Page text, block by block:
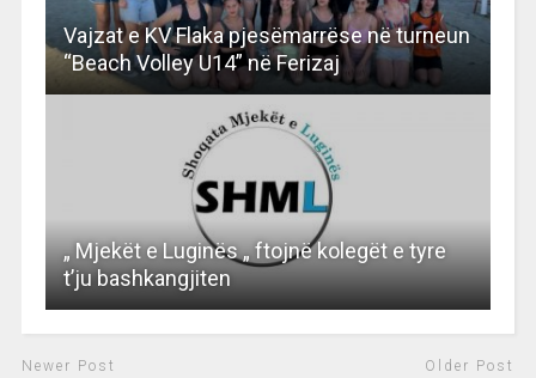
Vajzat e KV Flaka pjesëmarrëse në turneun
“Beach Volley U14” në Ferizaj
„ Mjekët e Luginës „ ftojnë kolegët e tyre
t’ju bashkangjiten
Newer Post Older Post